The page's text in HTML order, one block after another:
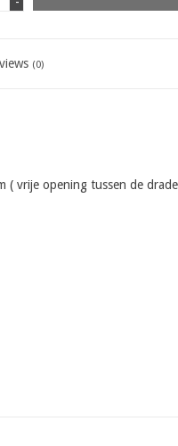
(0)
( vrije opening tussen de